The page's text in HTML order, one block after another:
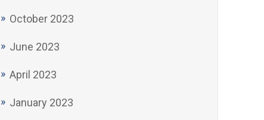
October 2023
June 2023
April 2023
January 2023